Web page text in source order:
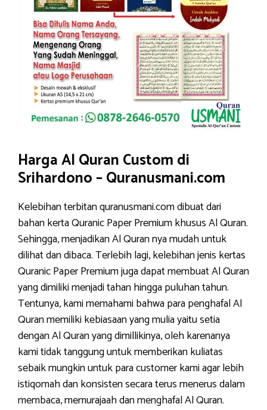
Harga Al Quran Custom di
Srihardono – Quranusmani.com
Kelebihan terbitan quranusmani.com dibuat dari
bahan kerta Quranic Paper Premium khusus Al Quran.
Sehingga, menjadikan Al Quran nya mudah untuk
dilihat dan dibaca. Terlebih lagi, kelebihan jenis kertas
Quranic Paper Premium juga dapat membuat Al Quran
yang dimiliki menjadi tahan hingga puluhan tahun.
Tentunya, kami memahami bahwa para penghafal Al
Quran memiliki kebiasaan yang mulia yaitu setia
dengan Al Quran yang dimillikinya, oleh karenanya
kami tidak tanggung untuk memberikan kuliatas
sebaik mungkin untuk para customer kami agar lebih
istiqomah dan konsisten secara terus menerus dalam
membaca, memurajaah dan menghafal Al Quran.